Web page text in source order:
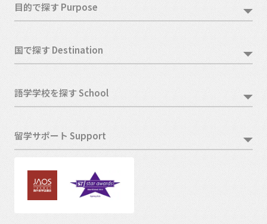
目的で探す Purpose
国で探す Destination
語学学校を探す School
留学サポート Support